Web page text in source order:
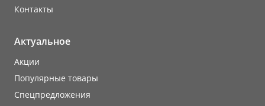
Контакты
Актуальное
Акции
Популярные товары
Cпецпредложения